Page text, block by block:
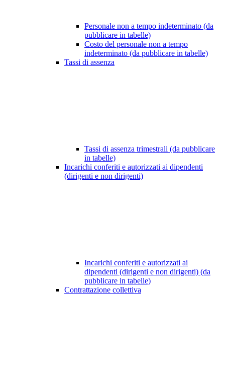
Personale non a tempo indeterminato (da
pubblicare in tabelle)
Costo del personale non a tempo
indeterminato (da pubblicare in tabelle)
Tassi di assenza
Tassi di assenza trimestrali (da pubblicare
in tabelle)
Incarichi conferiti e autorizzati ai dipendenti
(dirigenti e non dirigenti)
Incarichi conferiti e autorizzati ai
dipendenti (dirigenti e non dirigenti) (da
pubblicare in tabelle)
Contrattazione collettiva